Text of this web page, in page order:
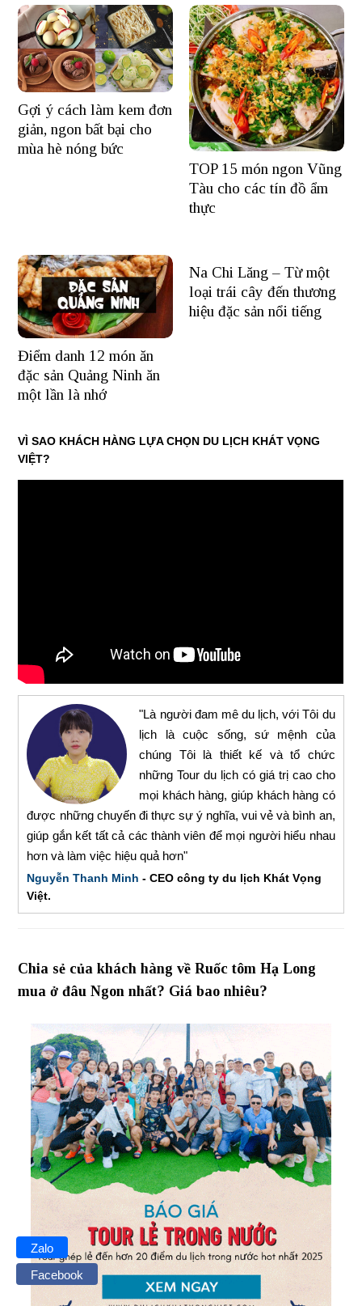
Gợi ý cách làm kem đơn
giản, ngon bất bại cho
mùa hè nóng bức
TOP 15 món ngon Vũng
Tàu cho các tín đồ ẩm
thực
Điểm danh 12 món ăn
đặc sản Quảng Ninh ăn
một lần là nhớ
Na Chi Lăng – Từ một
loại trái cây đến thương
hiệu đặc sản nổi tiếng
VÌ SAO KHÁCH HÀNG LỰA CHỌN DU LỊCH KHÁT VỌNG
VIỆT?
"Là người đam mê du lịch, với Tôi du
lịch là cuộc sống, sứ mệnh của
chúng Tôi là thiết kế và tổ chức
những Tour du lịch có giá trị cao cho
mọi khách hàng, giúp khách hàng có
được những chuyến đi thực sự ý nghĩa, vui vẻ và bình an,
giúp gắn kết tất cả các thành viên để mọi người hiểu nhau
hơn và làm việc hiệu quả hơn"
Nguyễn Thanh Minh - CEO công ty du lịch Khát Vọng
Việt.
Chia sẻ của khách hàng về Ruốc tôm Hạ Long
mua ở đâu Ngon nhất? Giá bao nhiêu?
Zalo
Facebook